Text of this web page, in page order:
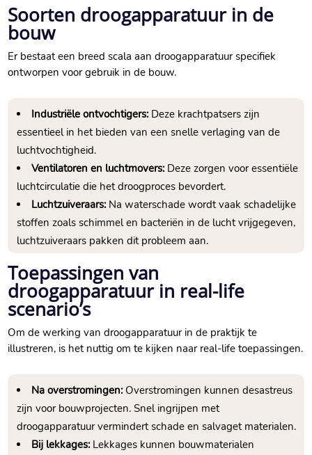
Soorten droogapparatuur in de
bouw
Er bestaat een breed scala aan droogapparatuur specifiek
ontworpen voor gebruik in de bouw.​
Industriële ontvochtigers:Deze krachtpatsers zijn
essentieel in het bieden van een snelle verlaging van de
luchtvochtigheid.​
Ventilatoren en luchtmovers:Deze zorgen voor essentiële
luchtcirculatie die het droogproces bevordert.​
Luchtzuiveraars:Na waterschade wordt vaak schadelijke
stoffen zoals schimmel en bacteriën in de lucht vrijgegeven,
luchtzuiveraars pakken dit probleem aan.​
Toepassingen van
droogapparatuur in real-life
scenario’s
Om de werking van droogapparatuur in de praktijk te
illustreren, is het nuttig om te kijken naar real-life toepassingen.​
Na overstromingen:Overstromingen kunnen desastreus
zijn voor bouwprojecten.​ Snel ingrijpen met
droogapparatuur vermindert schade en salvaget materialen.​
Bij lekkages:Lekkages kunnen bouwmaterialen